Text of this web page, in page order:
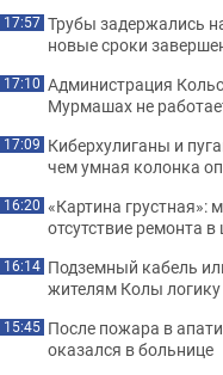
17:57 Трубы задержались
новые сроки
17:10 Администрация
Мурмашах не
17:09 Киберхулиганы и
чем умная колонка
16:20 «Картина грустная»:
отсутствие ремонта
16:14 Подземный кабель
жителям Колы
15:45 После пожара в
оказался в больнице